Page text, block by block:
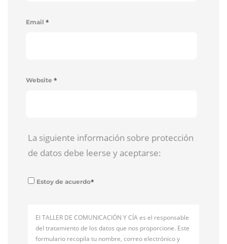
Email *
Website *
La siguiente información sobre protección
de datos debe leerse y aceptarse:
Estoy de acuerdo*
El TALLER DE COMUNICACIÓN Y CÍA es el responsable
del tratamiento de los datos que nos proporcione. Este
formulario recopila tu nombre, correo electrónico y